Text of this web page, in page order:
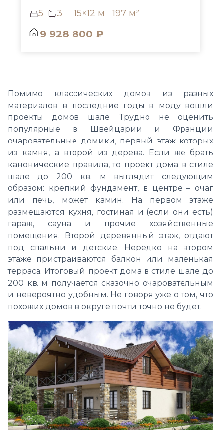
5 3 15×12 м 197 м²
9 928 800 ₽
Помимо классических домов из разных
материалов в последние годы в моду вошли
проекты домов шале. Трудно не оценить
популярные в Швейцарии и Франции
очаровательные домики, первый этаж которых
из камня, а второй из дерева. Если же брать
канонические правила, то проект дома в стиле
шале до 200 кв. м выглядит следующим
образом: крепкий фундамент, в центре – очаг
или печь, может камин. На первом этаже
размещаются кухня, гостиная и (если они есть)
гараж, сауна и прочие хозяйственные
помещения. Второй деревянный этаж, отдают
под спальни и детские. Нередко на втором
этаже пристраиваются балкон или маленькая
терраса. Итоговый проект дома в стиле шале до
200 кв. м получается сказочно очаровательным
и невероятно удобным. Не говоря уже о том, что
похожих домов в округе почти точно не будет.